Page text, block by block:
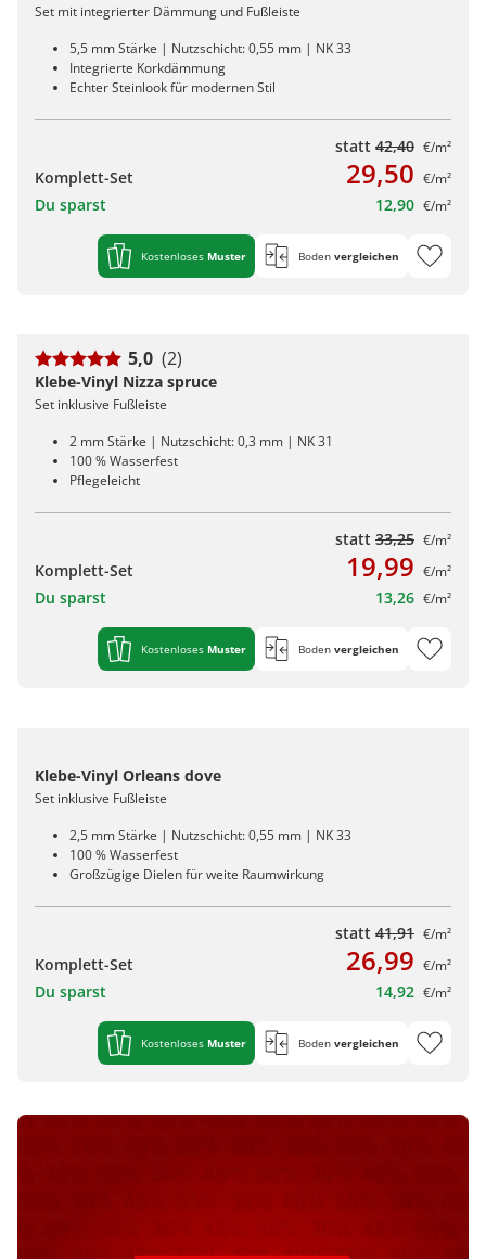
Set mit integrierter Dämmung und Fußleiste
5,5 mm Stärke | Nutzschicht: 0,55 mm | NK 33
Integrierte Korkdämmung
Echter Steinlook für modernen Stil
statt 42,40 €/m²
Komplett-Set 29,50 €/m²
Du sparst 12,90 €/m²
Kostenloses Muster Boden vergleichen
5,0 (2)
Klebe-Vinyl Nizza spruce
Set inklusive Fußleiste
2 mm Stärke | Nutzschicht: 0,3 mm | NK 31
100 % Wasserfest
Pflegeleicht
statt 33,25 €/m²
Komplett-Set 19,99 €/m²
Du sparst 13,26 €/m²
Kostenloses Muster Boden vergleichen
Klebe-Vinyl Orleans dove
Set inklusive Fußleiste
2,5 mm Stärke | Nutzschicht: 0,55 mm | NK 33
100 % Wasserfest
Großzügige Dielen für weite Raumwirkung
statt 41,91 €/m²
Komplett-Set 26,99 €/m²
Du sparst 14,92 €/m²
Kostenloses Muster Boden vergleichen